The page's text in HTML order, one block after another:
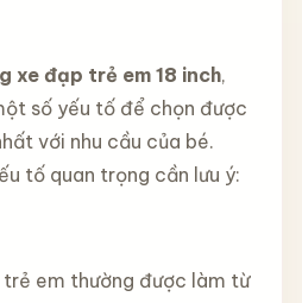
xe đạp trẻ em 18 inch,
số yếu tố để chọn được
với nhu cầu của bé.
tố quan trọng cần lưu ý:
em thường được làm từ